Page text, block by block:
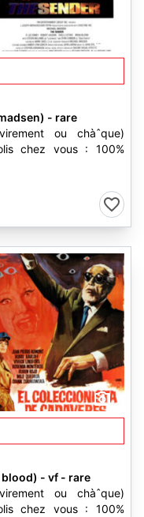
- rare
ou chàˆque)
chez vous : 100%
1
- vf - rare
ou chàˆque)
chez vous : 100%